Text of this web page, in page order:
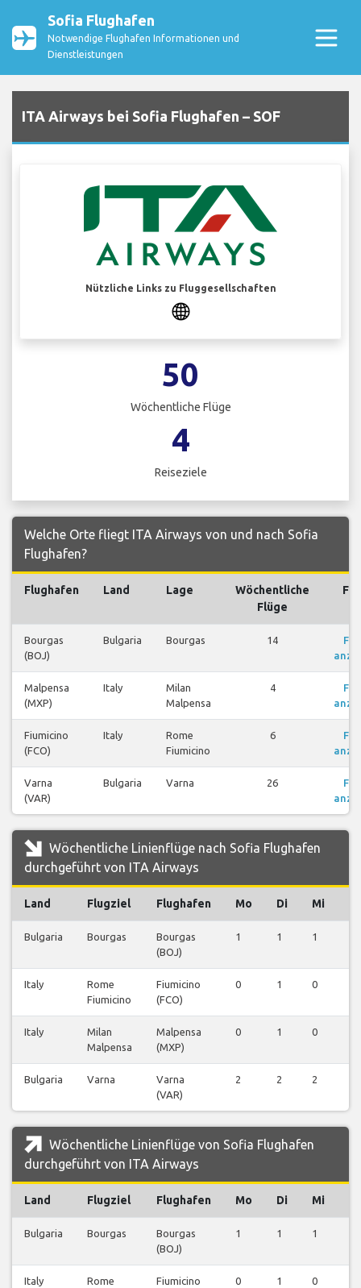
Sofia Flughafen
Notwendige Flughafen Informationen und
Dienstleistungen
ITA Airways bei Sofia Flughafen – SOF
Nützliche Links zu Fluggesellschaften
50
Wöchentliche Flüge
4
Reiseziele
Welche Orte fliegt ITA Airways von und nach Sofia
Flughafen?
Flughafen Land Lage
Wöchentliche
Flüge
Bourgas
(BOJ)
Bulgaria Bourgas 14
Malpensa
(MXP)
Italy
Milan
Malpensa
4
Fiumicino
(FCO)
Italy
Rome
Fiumicino
6
Varna
(VAR)
Bulgaria Varna 26
Wöchentliche Linienflüge nach Sofia Flughafen
durchgeführt von ITA Airways
Land Flugziel Flughafen Mo Di Mi
Bulgaria Bourgas
Bourgas
(BOJ)
1 1 1
Italy
Rome
Fiumicino
Fiumicino
(FCO)
0 1 0
Italy
Milan
Malpensa
Malpensa
(MXP)
0 1 0
Bulgaria Varna
Varna
(VAR)
2 2 2
Wöchentliche Linienflüge von Sofia Flughafen
durchgeführt von ITA Airways
Land Flugziel Flughafen Mo Di Mi
Bulgaria Bourgas
Bourgas
(BOJ)
1 1 1
Italy
Rome
Fiumicino
0 1 0